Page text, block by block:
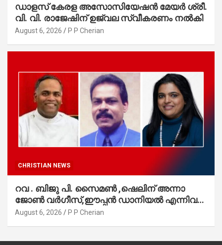
ഡാളസ് കേരള അസോസിയേഷൻ മേയർ ശ്രീ.
വി. വി. രാജേഷിന് ഉജ്വല സ്വീകരണം നൽകി
August 6, 2026 P P Cherian
CHRISTIAN NEWS
റവ . ബിജു പി. സൈമൺ ,ഷെലിന് അന്നാ
ജോൺ വർഗീസ്,ഈപ്പൻ ഡാനിയൽ എന്നിവർ
മാർത്തോമാ സഭാ കൗൺസിലിലേക്കു
August 6, 2026 P P Cherian